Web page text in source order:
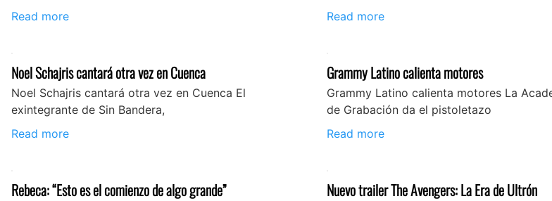
Read more
Read more
Noel Schajris cantará otra vez en Cuenca
Noel Schajris cantará otra vez en Cuenca El
exintegrante de Sin Bandera,
Read more
Grammy Latino calienta motores
Grammy Latino calienta motores La
de Grabación da el pistoletazo
Read more
Rebeca: “Esto es el comienzo de algo grande” Nuevo trailer The Avengers: La Era de Ultrón